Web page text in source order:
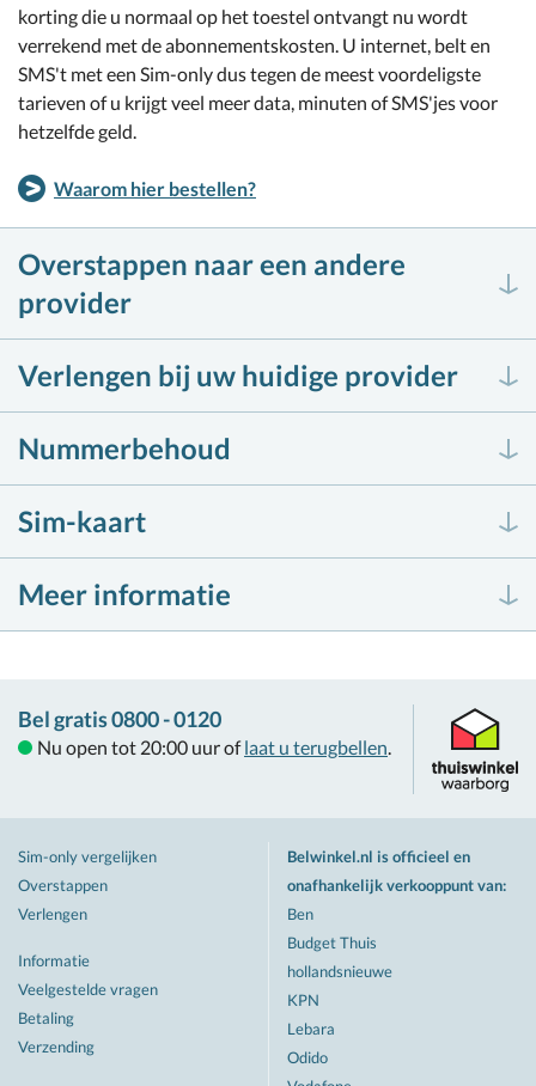
korting die u normaal op het toestel ontvangt nu wordt
verrekend met de abonnementskosten. U internet, belt en
SMS't met een Sim-only dus tegen de meest voordeligste
tarieven of u krijgt veel meer data, minuten of SMS'jes voor
hetzelfde geld.
Waarom hier bestellen?
Overstappen naar een andere
provider
Verlengen bij uw huidige provider
Nummerbehoud
Sim-kaart
Meer informatie
Bel gratis 0800 - 0120
Nu open tot 20:00 uur of laat u terugbellen.
Sim-only vergelijken
Overstappen
Verlengen
Informatie
Veelgestelde vragen
Betaling
Verzending
Belwinkel.nl is officieel en
onafhankelijk verkooppunt van:
Ben
Budget Thuis
hollandsnieuwe
KPN
Lebara
Odido